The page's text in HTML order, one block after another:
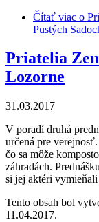
Čítať viac o
Pustých
Priatelia
Lozorne
31.03.2017
V poradí druhá
určená pre verejnosť.
čo sa môže
záhradách.
si jej aktéri
Tento obsah bol
11.04.2017.